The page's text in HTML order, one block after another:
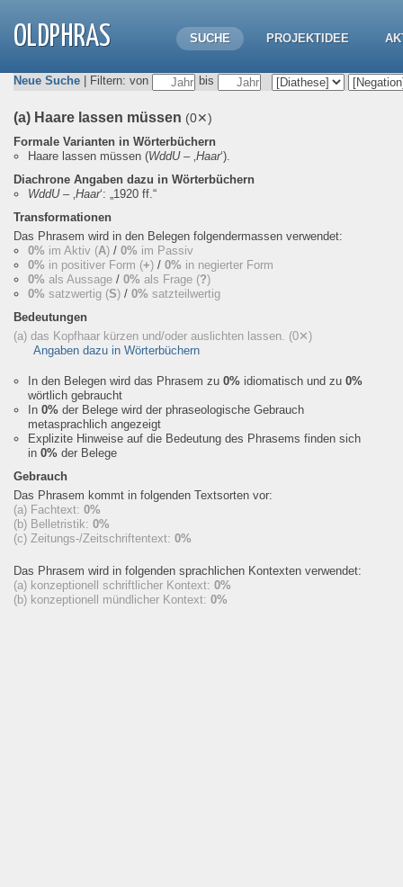
OLDPHRAS SUCHE PROJEKTIDEE
Neue Suche | Filtern: von bis
(a) Haare lassen müssen (0✕)
Formale Varianten in Wörterbüchern
Haare lassen müssen (WddU– ‚Haar‘).
Diachrone Angaben dazu in Wörterbüchern
WddU– ‚Haar‘: „1920 ff.“
Transformationen
Das Phrasem wird in den Belegen folgendermassen verwendet:
0% im Aktiv (A) / 0% im Passiv
0% in positiver Form (+) / 0% in negierter Form
0% als Aussage / 0% als Frage (?)
0% satzwertig (S) / 0% satzteilwertig
Bedeutungen
(a) das Kopfhaar kürzen und/oder auslichten lassen. (0✕)
Angaben dazu in Wörterbüchern
In den Belegen wird das Phrasem zu 0% idiomatisch und zu 0%
wörtlich gebraucht
In 0% der Belege wird der phraseologische Gebrauch
metasprachlich angezeigt
Explizite Hinweise auf die Bedeutung des Phrasems finden sich
in 0% der Belege
Gebrauch
Das Phrasem kommt in folgenden Textsorten vor:
(a) Fachtext: 0%
(b) Belletristik: 0%
(c) Zeitungs-/Zeitschriftentext: 0%
Das Phrasem wird in folgenden sprachlichen Kontexten verwendet:
(a) konzeptionell schriftlicher Kontext: 0%
(b) konzeptionell mündlicher Kontext: 0%